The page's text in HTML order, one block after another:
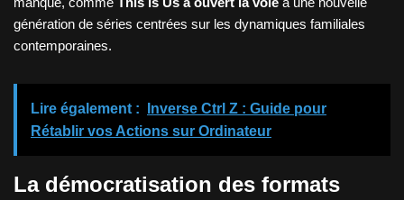
génération de séries centrées sur les dynamiques familiales
contemporaines.
Lire également :
Inverse Ctrl Z : Guide pour
Rétablir vos Actions sur Ordinateur
La démocratisation des formats